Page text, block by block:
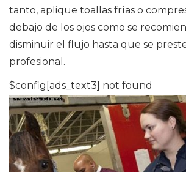
tanto, aplique toallas frías o
debajo de los ojos como se
disminuir el flujo hasta que se
profesional.
$config[ads_text3] not found